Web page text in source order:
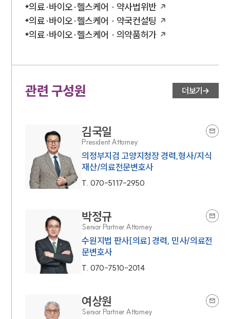
의료·바이오·헬스케어 · 약사법위반
의료·바이오·헬스케어 · 약국컨설팅
의료·바이오·헬스케어 · 의약품허가
관련 구성원 더보기
김국일
President Attorney
의정부지검 고양지청장 경력,형사/지식
재산/의료전문변호사
T. 070-5117-2950
박정규
Senior Partner Attorney
수원지법 판사[의료] 경력, 민사/의료전
문변호사
T. 070-7510-2014
여상원
Senior Partner Attorney